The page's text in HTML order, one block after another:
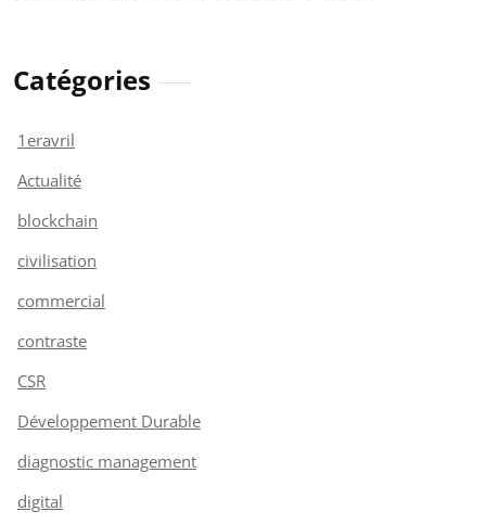
Catégories
1eravril
Actualité
blockchain
civilisation
commercial
contraste
CSR
Développement Durable
diagnostic management
digital